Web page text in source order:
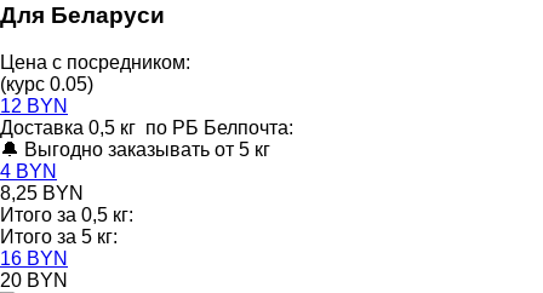
Для Беларуси
Цена с посредником:
(курс 0.05)
12 BYN
Доставка 0,5 кг по РБ Белпочта:
🔔 Выгодно заказывать от 5 кг
4 BYN
8,25 BYN
Итого за 0,5 кг:
Итого за 5 кг:
16 BYN
20 BYN